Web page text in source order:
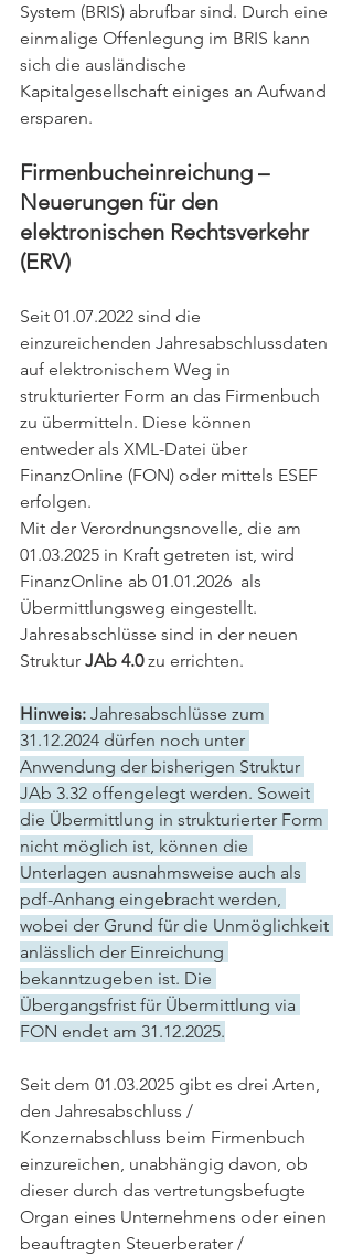
System (BRIS) abrufbar sind. Durch eine
einmalige Offenlegung im BRIS kann
sich die ausländische
Kapitalgesellschaft einiges an Aufwand
ersparen.
Firmenbucheinreichung –
Neuerungen für den
elektronischen Rechtsverkehr
(ERV)
Seit 01.07.2022 sind die
einzureichenden Jahresabschlussdaten
auf elektronischem Weg in
strukturierter Form an das Firmenbuch
zu übermitteln. Diese können
entweder als XML-Datei über
FinanzOnline (FON) oder mittels ESEF
erfolgen.
Mit der Verordnungsnovelle, die am
01.03.2025 in Kraft getreten ist, wird
FinanzOnline ab 01.01.2026  als
Übermittlungsweg eingestellt.
Jahresabschlüsse sind in der neuen
Struktur JAb 4.0 zu errichten.
Hinweis: Jahresabschlüsse zum
31.12.2024 dürfen noch unter
Anwendung der bisherigen Struktur
JAb 3.32 offengelegt werden. Soweit
die Übermittlung in strukturierter Form
nicht möglich ist, können die
Unterlagen ausnahmsweise auch als
pdf-Anhang eingebracht werden,
wobei der Grund für die Unmöglichkeit
anlässlich der Einreichung
bekanntzugeben ist. Die
Übergangsfrist für Übermittlung via
FON endet am 31.12.2025.
Seit dem 01.03.2025 gibt es drei Arten,
den Jahresabschluss /
Konzernabschluss beim Firmenbuch
einzureichen, unabhängig davon, ob
dieser durch das vertretungsbefugte
Organ eines Unternehmens oder einen
beauftragten Steuerberater /